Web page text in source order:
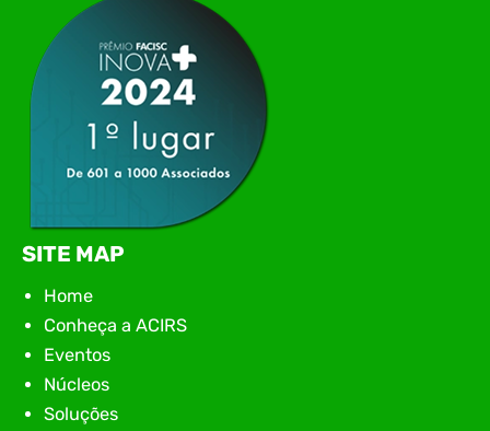
encontro aconteceu em Rio…
SITE MAP
Home
Conheça a ACIRS
Eventos
Núcleos
Soluções